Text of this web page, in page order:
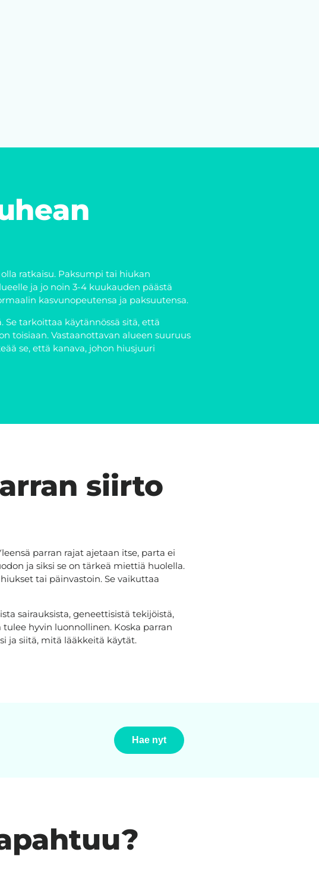
ratkaisu. Paksumpi tai hiukan
ja jo noin 3-4 kuukauden päästä
kasvunopeutensa ja paksuutensa.
tarkoittaa käytännössä sitä, että
toisiaan. Vastaanottavan alueen suuruus
se, että kanava, johon hiusjuuri
siirto
parran rajat ajetaan itse, parta ei
ja siksi se on tärkeä miettiä huolella.
tai päinvastoin. Se vaikuttaa
sairauksista, geneettisistä tekijöistä,
hyvin luonnollinen. Koska parran
ja siitä, mitä lääkkeitä käytät.
Hae nyt